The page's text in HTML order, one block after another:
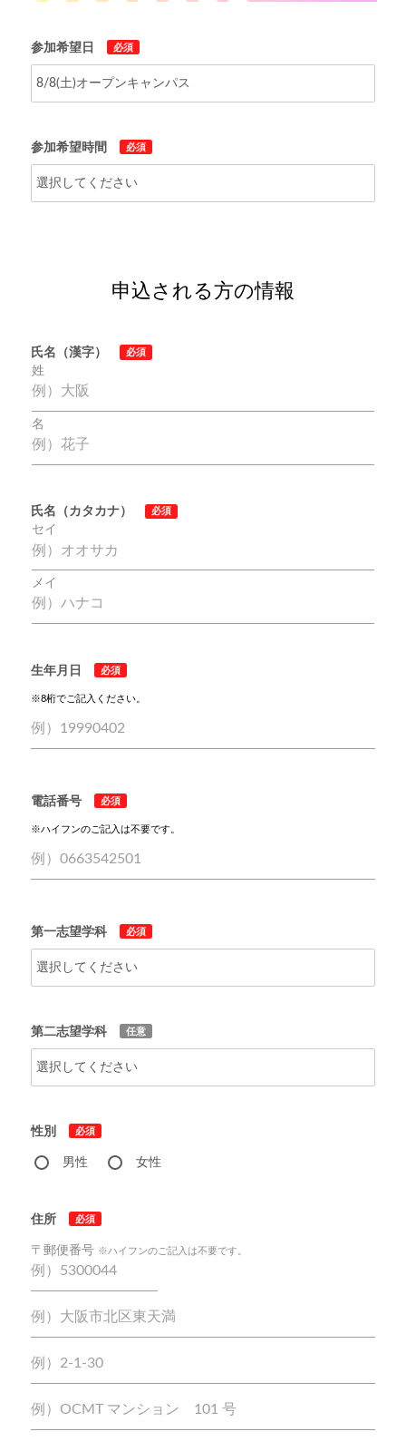
参加希望日 必須
参加希望時間 必須
申込される方の情報
氏名（漢字） 必須
姓
名
氏名（カタカナ） 必須
セイ
メイ
生年月日 必須
※8桁でご記入ください。
電話番号 必須
※ハイフンのご記入は不要です。
第一志望学科 必須
第二志望学科 任意
性別 必須
男性 女性
住所 必須
〒郵便番号 ※ハイフンのご記入は不要です。